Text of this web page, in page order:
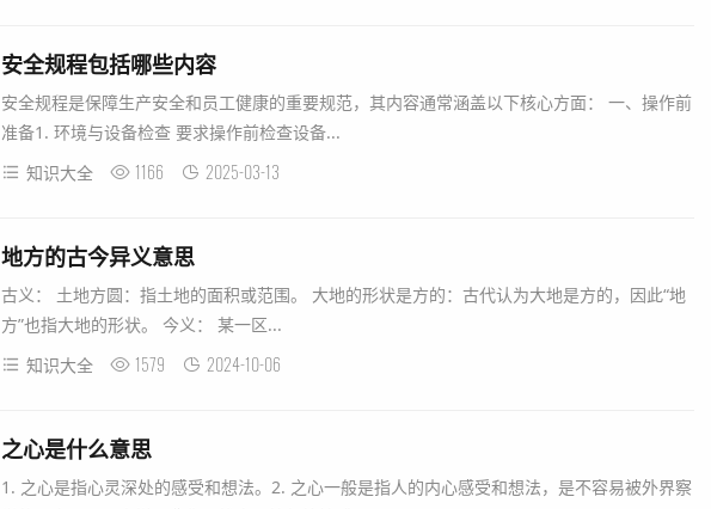
安全规程包括哪些内容
安全规程是保障生产安全和员工健康的重要规范，其内容通常涵盖以下核心方面： 一、操作前
准备1. 环境与设备检查 要求操作前检查设备...
知识大全
1166 2025-03-13
地方的古今异义意思
‌古义‌： 土地方圆：指土地的面积或范围。 大地的形状是方的：古代认为大地是方的，因此“地
方”也指大地的形状。 ‌今义‌： 某一区...
知识大全
1579 2024-10-06
之心是什么意思
1. 之心是指心灵深处的感受和想法。2. 之心一般是指人的内心感受和想法，是不容易被外界察